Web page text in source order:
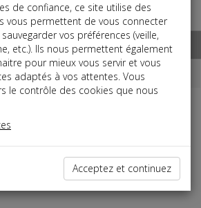
AUX MAINS DU CSE
de confiance, ce site utilise des
vous permettent de vous connecter
vos préférences (veille,
etc.). Ils nous permettent également
pour mieux vous servir et vous
adaptés à vos attentes. Vous
le contrôle des cookies que nous
Acceptez et continuez